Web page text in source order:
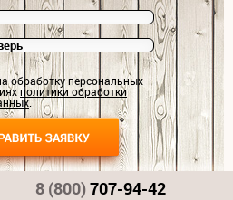
обработку персональных
политики обработки
.
8 (800)707-94-42